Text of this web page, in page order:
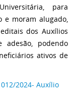
para
e moram alugado,
dos Auxílios
podendo
ativos de
2024- Auxílio